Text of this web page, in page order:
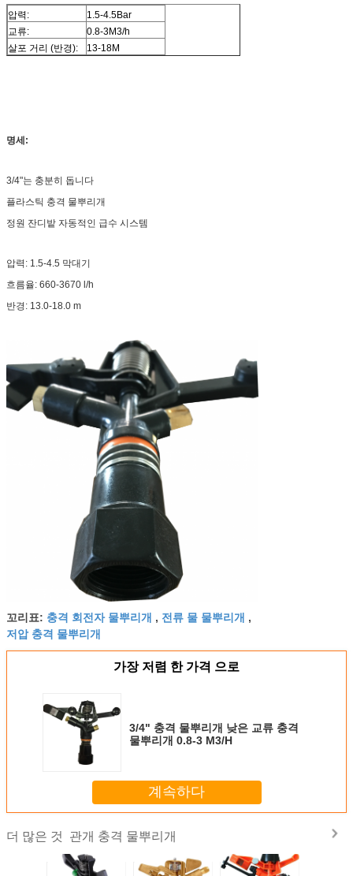
압력:
1.5-4.5Bar
교류:
0.8-3M3/h
살포 거리 (반경):
13-18M
명세:
3/4"는 충분히 돕니다
플라스틱 충격 물뿌리개
정원 잔디밭 자동적인 급수 시스템
압력: 1.5-4.5 막대기
흐름율: 660-3670 l/h
반경: 13.0-18.0 m
꼬리표: 충격 회전자 물뿌리개 , 전류 물 물뿌리개 ,
저압 충격 물뿌리개
가장 저렴 한 가격 으로
3/4" 충격 물뿌리개 낮은 교류 충격
물뿌리개 0.8-3 M3/H
계속하다
더 많은 것 관개 충격 물뿌리개